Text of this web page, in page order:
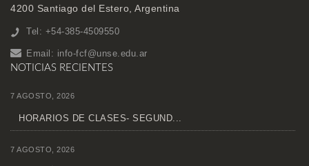
4200 Santiago del Estero, Argentina
Tel: +54-385-4509550
Email: info-fcf@unse.edu.ar
NOTICIAS RECIENTES
7 AGOSTO, 2026
HORARIOS DE CLASES- SEGUND...
7 AGOSTO, 2026